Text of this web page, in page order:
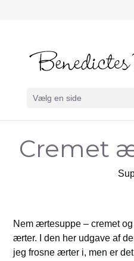
Vælg en side
Cremet
Nem ærtesuppe – cremet
ærter. I den her udgave af
jeg frosne ærter i, men er